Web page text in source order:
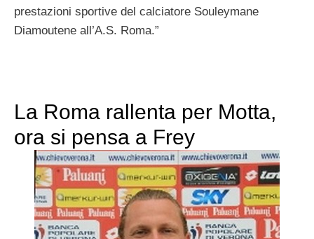
prestazioni sportive del calciatore Souleymane
Diamoutene all’A.S. Roma.”
La Roma rallenta per Motta,
ora si pensa a Frey